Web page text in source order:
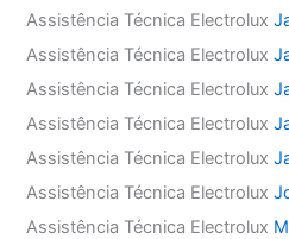
Assistência Técnica Electrolux
Assistência Técnica Electrolux
Assistência Técnica Electrolux
Assistência Técnica Electrolux
Assistência Técnica Electrolux
Assistência Técnica Electrolux
Assistência Técnica Electrolux